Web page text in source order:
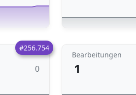
#256.754
0
Bearbeitungen
1